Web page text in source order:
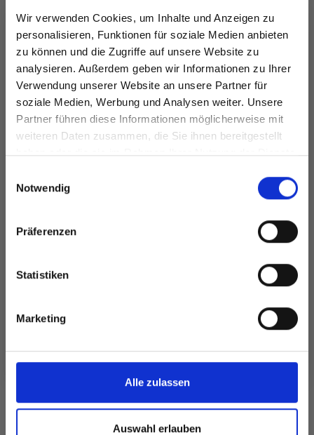
Wir verwenden Cookies, um Inhalte und Anzeigen zu
personalisieren, Funktionen für soziale Medien anbieten
zu können und die Zugriffe auf unsere Website zu
analysieren. Außerdem geben wir Informationen zu Ihrer
Verwendung unserer Website an unsere Partner für
soziale Medien, Werbung und Analysen weiter. Unsere
Partner führen diese Informationen möglicherweise mit
weiteren Daten zusammen, die Sie ihnen bereitgestellt
haben oder die sie im Rahmen Ihrer Nutzung der Dienste
Notwendig
Präferenzen
Statistiken
Marketing
Alle zulassen
Auswahl erlauben
LINDEHOBBY
FUZZY CHENILLE
EUR 6.40
Alle Optionen
LINDEHOBBY
COTTON 8/4
EUR 2.60
Alle Optionen
Spare bis zu 50%
und erhalte exklusiven Zugang zu